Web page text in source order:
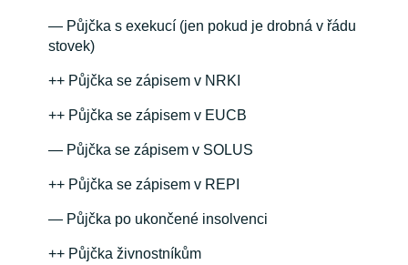
— Půjčka s exekucí (jen pokud je drobná v řádu
stovek)
++ Půjčka se zápisem v NRKI
++ Půjčka se zápisem v EUCB
— Půjčka se zápisem v SOLUS
++ Půjčka se zápisem v REPI
— Půjčka po ukončené insolvenci
++ Půjčka živnostníkům